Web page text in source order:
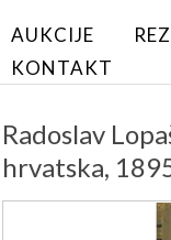
AUKCIJE
KONTAKT
Radoslav
hrvatska,